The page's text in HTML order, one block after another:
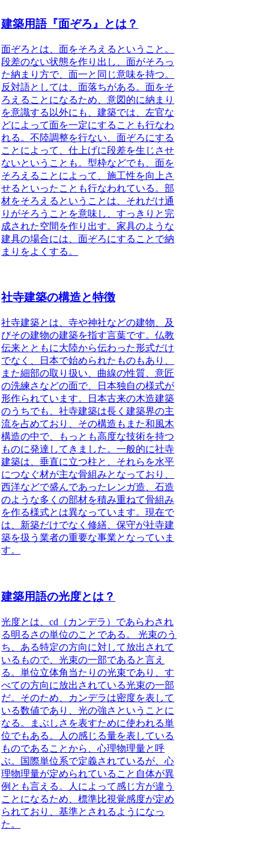
建築用語『面ぞろ』とは？
面ぞろとは、面をそろえるということ 。
段差のない状態を作り出し、面がそろっ
た納まり方で、面一と同じ意味を持つ。
反対語としては、面落ちがある。面をそ
ろえることになるため、意図的に納まり
を意識する以外にも、建築では、左官な
どによって面を一定にすることも行なわ
れる。不陸調整を行ない、面ぞろにする
ことによって、仕上げに段差を生じさせ
ないということも。型枠などでも、面を
そろえることによって、施工性を向上さ
せるといったことも行なわれている。部
材をそろえるということは、それだけ通
りがそろうことを意味し、すっきりと完
成された空間を作り出す。家具のような
建具の場合には、面ぞろにすることで納
まりをよくする。
社寺建築の構造と特徴
社寺建築とは、寺や神社などの建物、及
びその建物の建築を指す言葉です。仏教
伝来とともに大陸から伝わった形式だけ
でなく、日本で始められたものもあり、
また細部の取り扱い、曲線の性質、意匠
の洗練さなどの面で、日本独自の様式が
形作られています。日本古来の木造建築
のうちでも、社寺建築は長く建築界の主
流を占めており、その構造もまた和風木
構造の中で、もっとも高度な技術を持つ
ものに発達してきました。一般的に社寺
建築は、垂直に立つ柱と、それらを水平
につなぐ材が主な骨組みとなっており、
西洋などで盛んであったレンガ造、石造
のような多くの部材を積み重ねて骨組み
を作る様式とは異なっています。現在で
は、新築だけでなく修繕、保守が社寺建
築を扱う業者の重要な事業となっていま
す。
建築用語の光度とは？
光度とは、cd（カンデラ）であらわされ
る明るさの単位のことである。
光束のう
ち、ある特定の方向に対して放出されて
いるもので、光束の一部であると言え
る。単位立体角当たりの光束であり、す
べての方向に放出されている光束の一部
だ。そのため、カンデラは密度を表して
いる数値であり、光の強さということに
なる。まぶしさを表すために使われる単
位でもある。人の感じる量を表している
ものであることから、心理物理量と呼
ぶ。国際単位系で定義されているが、心
理物理量が定められていること自体が異
例とも言える。人によって感じ方が違う
ことになるため、標準比視覚感度が定め
られており、基準とされるようになっ
た。